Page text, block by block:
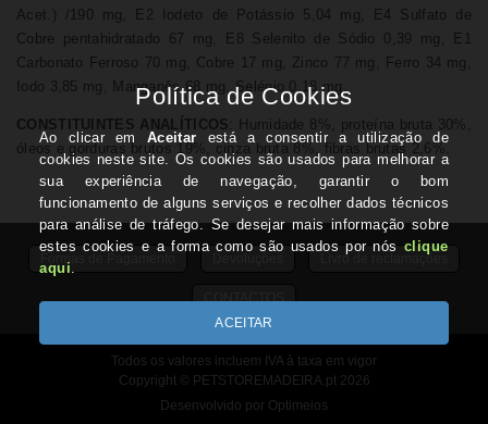
Acet.) /190 mg, E2 Iodeto de Potássio 5,04 mg, E4 Sulfato de
Cobre pentahidratado 67 mg, E8 Selenito de Sódio 0,39 mg, E1
Carbonato Ferroso 70 mg, Cobre 17 mg, Zinco 77 mg, Ferro 34 mg,
Iodo 3,85 mg, Manganês 68 mg, Selénio 0,18 mg.
CONSTITUINTES ANALÍTICOS : Humidade 8%, proteína bruta 30%,
óleos e gorduras brutos 19%, cinza bruta 8%, fibras brutas 2,6%.
Formas de Pagamento Livro de reclamações
CONTACTOS
Todos os valores incluem IVA à taxa em vigor
Copyright © PETSTOREMADEIRA.pt 2026
Desenvolvido por Optimeios